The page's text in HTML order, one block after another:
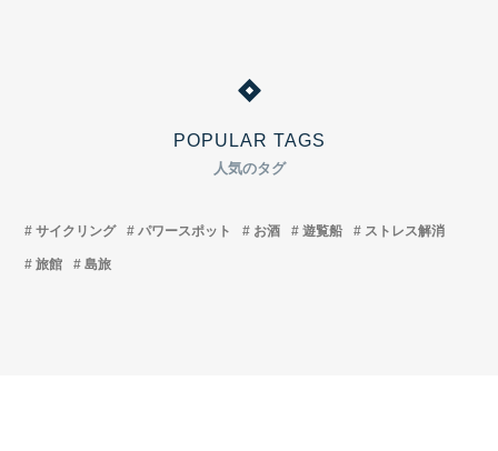
POPULAR TAGS
人気のタグ
サイクリング パワースポット お酒 遊覧船 ストレス解消
旅館 島旅